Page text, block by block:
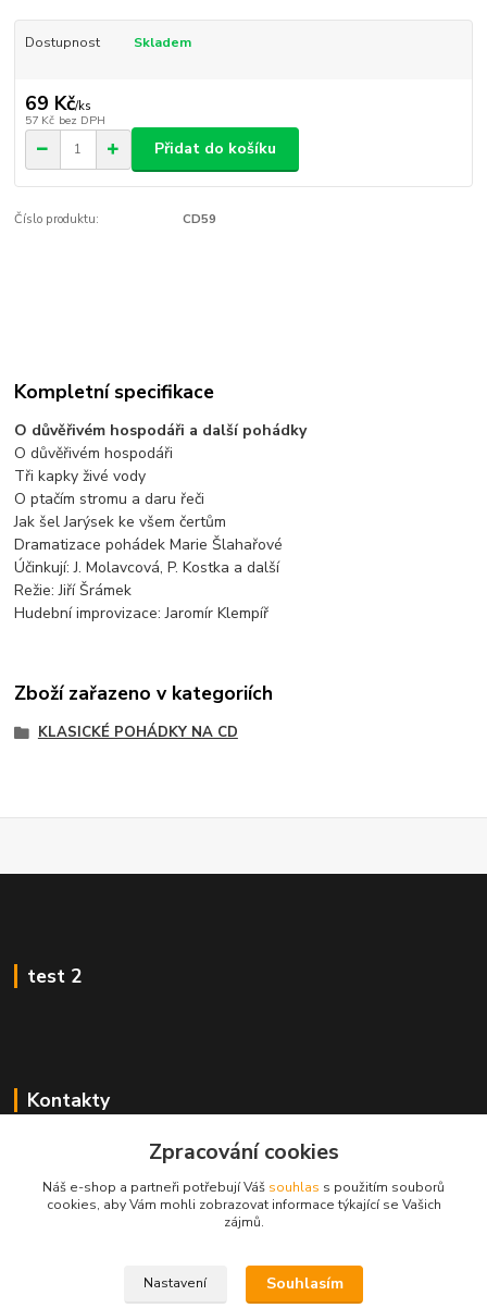
Dostupnost Skladem
69 Kč/ks
57 Kč bez DPH
Přidat do košíku
Číslo produktu: CD59
Kompletní specifikace
O důvěřivém hospodáři a další pohádky
O důvěřivém hospodáři
Tři kapky živé vody
O ptačím stromu a daru řeči
Jak šel Jarýsek ke všem čertům
Dramatizace pohádek Marie Šlahařové
Účinkují: J. Molavcová, P. Kostka a další
Režie: Jiří Šrámek
Hudební improvizace: Jaromír Klempíř
Zboží zařazeno v kategoriích
KLASICKÉ POHÁDKY NA CD
test 2
Kontakty
Zákaznická podpora
+420 222 718 046, volba 3
obchod@casopisyprovas.cz
Zpracování cookies
Náš e-shop a partneři potřebují Váš souhlas s použitím souborů
cookies, aby Vám mohli zobrazovat informace týkající se Vašich
zájmů.
Nastavení Souhlasím